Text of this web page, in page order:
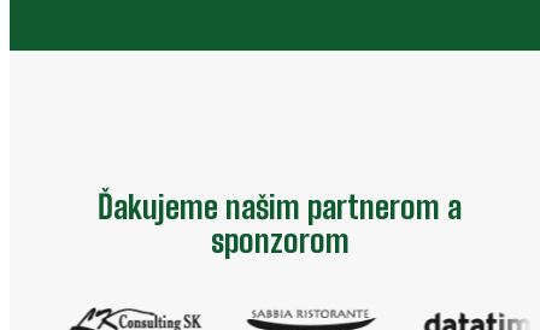
Ďakujeme našim partnerom a
sponzorom